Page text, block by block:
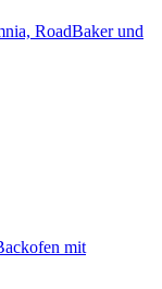
RoadBaker und
mit